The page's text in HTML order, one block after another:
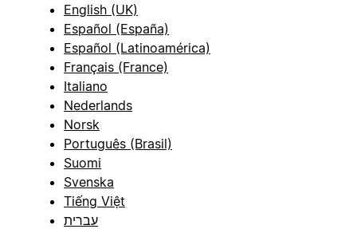
English (UK)
Español (España)
Español (Latinoamérica)
Français (France)
Italiano
Nederlands
Norsk
Português (Brasil)
Suomi
Svenska
Tiếng Việt
עברית